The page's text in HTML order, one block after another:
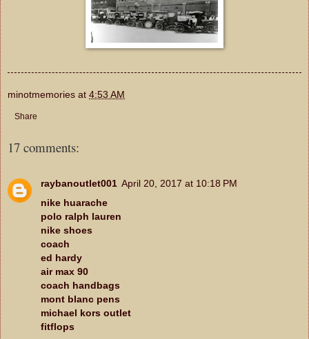
minotmemories at 4:53 AM
Share
17 comments:
raybanoutlet001 April 20, 2017 at 10:18 PM
nike huarache
polo ralph lauren
nike shoes
coach
ed hardy
air max 90
coach handbags
mont blanc pens
michael kors outlet
fitflops